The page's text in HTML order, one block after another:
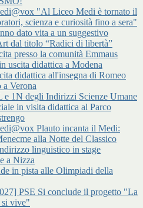
"Al Liceo Medi è tornato il
scienza e curiosità fino a sera"
dato vita a un suggestivo
dal titolo “Radici di libertà”
presso la comunità Emmaus
uscita didattica a Modena
didattica all'insegna di Romeo
a Verona
e 1N degli Indirizzi Scienze Umane
in visita didattica al Parco
Plauto incanta il Medi:
alla Notte del Classico
linguistico in stage
a Nizza
in pista alle Olimpiadi della
PSE Si conclude il progetto "La
si vive"